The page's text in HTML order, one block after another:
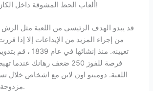
ألعاب الحظ المشوقة داخل الكازينو: اكتشف الإثارة!
قد يبدو الهدف الرئيسي من اللعبة مثل الرش
من إجراء المزيد من الإيداعات إلا إذا
تعيينه. منذ
فرصة للفوز 250 ضعف رهانك
اللعبة. دومينو اون لاين مع اشخاص خلال
مزدوجة وعشرات أو أفضل.